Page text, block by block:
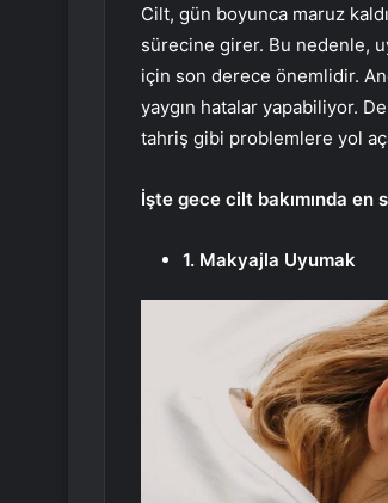
Cilt, gün boyunca maruz
sürecine girer. Bu nedenle,
için son derece önemlidir.
yaygın hatalar yapabiliyor.
tahriş gibi problemlere yol
İşte gece cilt bakımında en
1. Makyajla Uyumak